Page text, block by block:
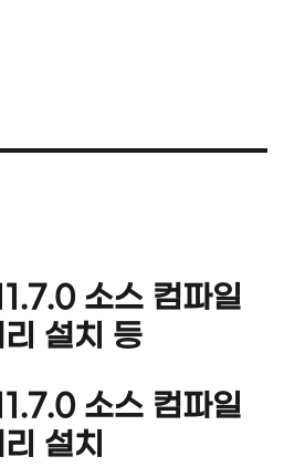
소스 컴파일
설치 등
소스 컴파일
설치